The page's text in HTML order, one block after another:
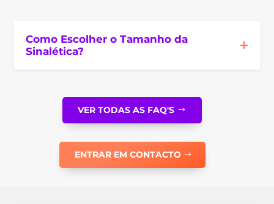
Como Escolher o Tamanho da
Sinalética?
VER TODAS AS FAQ'S
ENTRAR EM CONTACTO